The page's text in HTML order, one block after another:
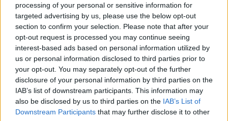
processing of your personal or sensitive information for
targeted advertising by us, please use the below opt-out
section to confirm your selection. Please note that after your
opt-out request is processed you may continue seeing
interest-based ads based on personal information utilized by
us or personal information disclosed to third parties prior to
your opt-out. You may separately opt-out of the further
disclosure of your personal information by third parties on the
IAB’s list of downstream participants. This information may
also be disclosed by us to third parties on the IAB’s List of
Downstream Participants that may further disclose it to other
Ahimè nella vita, la scelta, quale libero atto di volontà tra tante
disponibilità, si manifesta preferendo una piuttosto che un’altra,
ritenendola la migliore, la più adatta, la più conveniente in
conformità a criteri personali di giudizio o dietro la spinta d’impulsi
momentanei, non sempre è vincente con il senno di poi,
rimandandoci alla riflessione: non è chi ho scelto per ballare ma
con chi non ballerò o non avrò più la possibilità di ballare.
Dame, fate attenzione pertanto, durante le Tande Rosa a non
sprecare occasioni; non fate scelte superficiali giustificando il vostro
comportamento perché sono poche le milonghe con Tande Rosa
perché, ricordate, è sempre meglio poche tande ma buone.